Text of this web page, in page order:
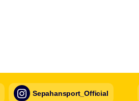
Sepahansport_Official